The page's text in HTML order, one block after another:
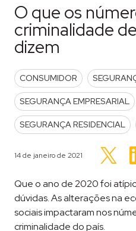
O que os
criminalidade
dizem
POSTED IN
CONSUMIDOR
SEGURANÇA EMPRESARIAL
SEGURANÇA RESIDENCIAL
Publicado em
14 de janeiro de 2021 Clique
em
Que o ano de 2020 foi
dúvidas. As alterações na
sociais impactaram nos
criminalidade do país.